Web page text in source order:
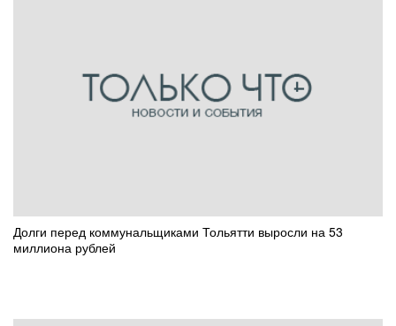
Долги перед коммунальщиками Тольятти выросли на 53
миллиона рублей